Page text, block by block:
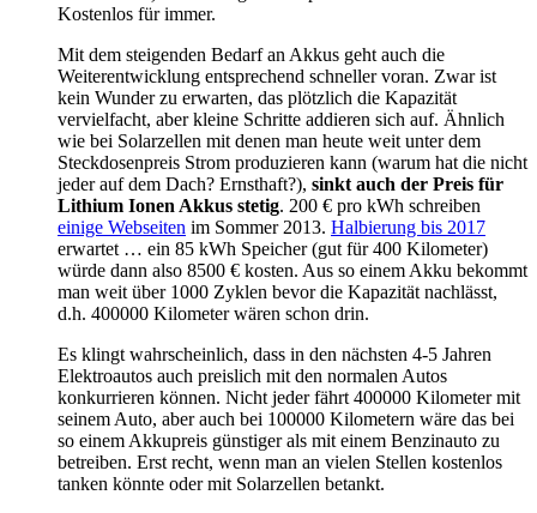
Kostenlos für immer.
Mit dem steigenden Bedarf an Akkus geht auch die
Weiterentwicklung entsprechend schneller voran. Zwar ist
kein Wunder zu erwarten, das plötzlich die Kapazität
vervielfacht, aber kleine Schritte addieren sich auf. Ähnlich
wie bei Solarzellen mit denen man heute weit unter dem
Steckdosenpreis Strom produzieren kann (warum hat die nicht
jeder auf dem Dach? Ernsthaft?), sinkt auch der Preis für
Lithium Ionen Akkus stetig. 200 € pro kWh schreiben
einige Webseiten im Sommer 2013. Halbierung bis 2017
erwartet … ein 85 kWh Speicher (gut für 400 Kilometer)
würde dann also 8500 € kosten. Aus so einem Akku bekommt
man weit über 1000 Zyklen bevor die Kapazität nachlässt,
d.h. 400000 Kilometer wären schon drin.
Es klingt wahrscheinlich, dass in den nächsten 4-5 Jahren
Elektroautos auch preislich mit den normalen Autos
konkurrieren können. Nicht jeder fährt 400000 Kilometer mit
seinem Auto, aber auch bei 100000 Kilometern wäre das bei
so einem Akkupreis günstiger als mit einem Benzinauto zu
betreiben. Erst recht, wenn man an vielen Stellen kostenlos
tanken könnte oder mit Solarzellen betankt.